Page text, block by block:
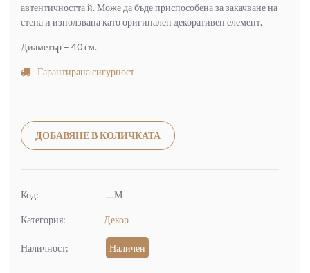
автентичността й. Може да бъде приспособена за закачване на
стена и използвана като оригинален декоративен елемент.
Диаметър – 40 см.
Гарантирана сигурност
ДОБАВЯНЕ В КОЛИЧКАТА
Код: ....М
Категория: Декор
Наличност: Наличен